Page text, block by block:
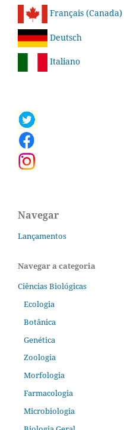
Français (Canada)
Deutsch
Italiano
Navegar
Lançamentos
Navegar a categoria
Ciências Biológicas
Ecologia
Botânica
Genética
Zoologia
Morfologia
Farmacologia
Microbiologia